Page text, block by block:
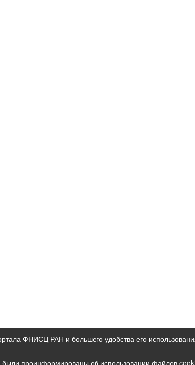
ФНИСЦ РАН и большего удобства его
были проинформированы об использовании файлов